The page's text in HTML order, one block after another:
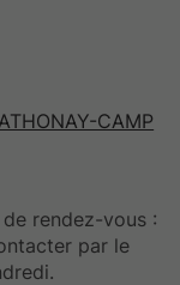
CAMP
rendez-vous :
par le